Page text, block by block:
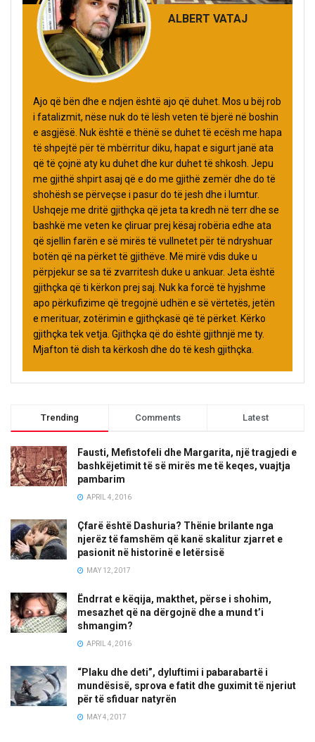
ALBERT VATAJ
Ajo që bën dhe e ndjen është ajo që duhet. Mos u bëj rob
i fatalizmit, nëse nuk do të lësh veten të bjerë në boshin
e asgjësë. Nuk është e thënë se duhet të ecësh me hapa
të shpejtë për të mbërritur diku, hapat e sigurt janë ata
që të çojnë aty ku duhet dhe kur duhet të shkosh. Jepu
me gjithë shpirt asaj që e do me gjithë zemër dhe do të
shohësh se përveçse i pasur do të jesh dhe i lumtur.
Ushqeje me dritë gjithçka që jeta ta kredh në terr dhe se
bashkë me veten ke çliruar prej kësaj robëria edhe ata
që sjellin farën e së mirës të vullnetet për të ndryshuar
botën që na përket të gjithëve. Më mirë vdis duke u
përpjekur se sa të zvarritesh duke u ankuar. Jeta është
gjithçka që ti kërkon prej saj. Nuk ka forcë të hyjshme
apo përkufizime që tregojnë udhën e së vërtetës, jetën
e merituar, zotërimin e gjithçkasë që të përket. Kërko
gjithçka tek vetja. Gjithçka që do është gjithnjë me ty.
Mjafton të dish ta kërkosh dhe do të kesh gjithçka.
Trending Comments Latest
Fausti, Mefistofeli dhe Margarita, një tragjedi e
bashkëjetimit të së mirës me të keqes, vuajtja
pambarim
APRIL 4, 2016
Çfarë është Dashuria? Thënie brilante nga
njerëz të famshëm që kanë skalitur zjarret e
pasionit në historinë e letërsisë
MAY 12, 2017
Ëndrrat e këqija, makthet, përse i shohim,
mesazhet që na dërgojnë dhe a mund t’i
shmangim?
APRIL 4, 2016
“Plaku dhe deti”, dyluftimi i pabarabartë i
mundësisë, sprova e fatit dhe guximit të njeriut
për të sfiduar natyrën
MAY 4, 2017